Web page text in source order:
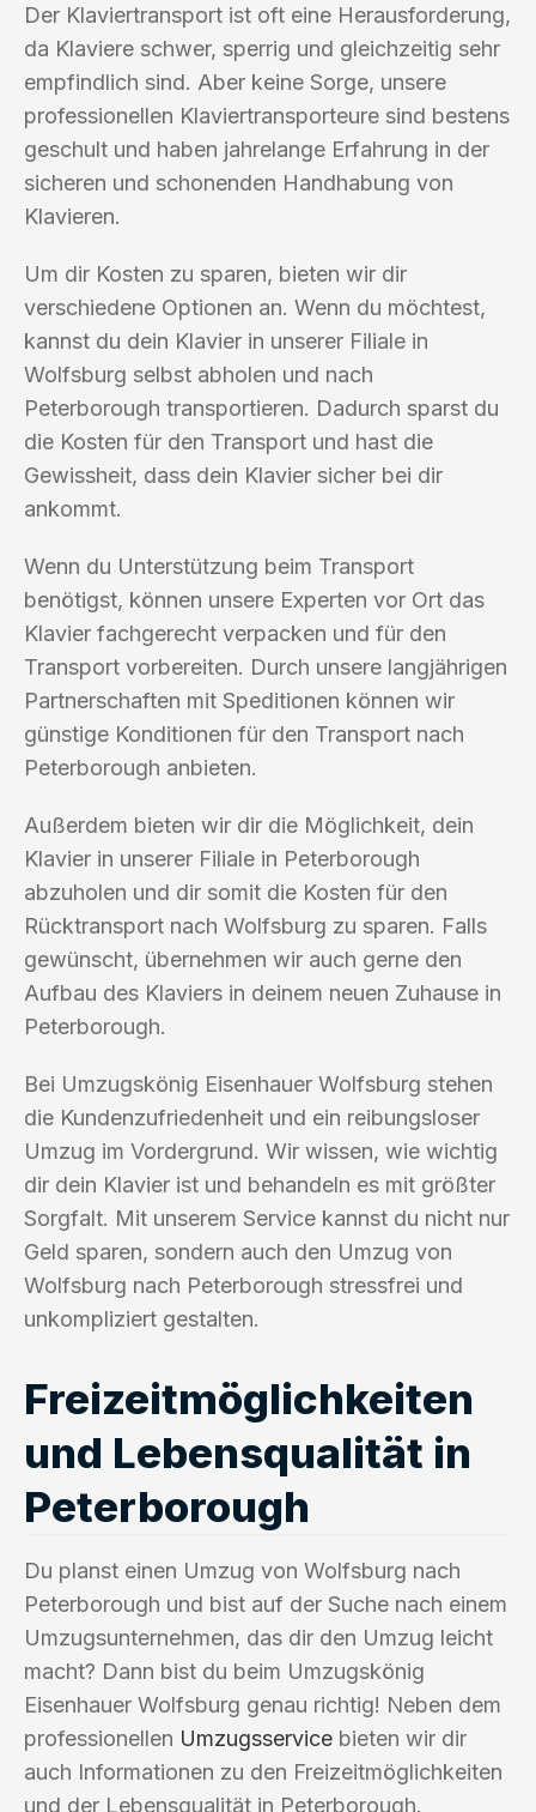
Der Klaviertransport ist oft eine Herausforderung,
da Klaviere schwer, sperrig und gleichzeitig sehr
empfindlich sind. Aber keine Sorge, unsere
professionellen Klaviertransporteure sind bestens
geschult und haben jahrelange Erfahrung in der
sicheren und schonenden Handhabung von
Klavieren.
Um dir Kosten zu sparen, bieten wir dir
verschiedene Optionen an. Wenn du möchtest,
kannst du dein Klavier in unserer Filiale in
Wolfsburg selbst abholen und nach
Peterborough transportieren. Dadurch sparst du
die Kosten für den Transport und hast die
Gewissheit, dass dein Klavier sicher bei dir
ankommt.
Wenn du Unterstützung beim Transport
benötigst, können unsere Experten vor Ort das
Klavier fachgerecht verpacken und für den
Transport vorbereiten. Durch unsere langjährigen
Partnerschaften mit Speditionen können wir
günstige Konditionen für den Transport nach
Peterborough anbieten.
Außerdem bieten wir dir die Möglichkeit, dein
Klavier in unserer Filiale in Peterborough
abzuholen und dir somit die Kosten für den
Rücktransport nach Wolfsburg zu sparen. Falls
gewünscht, übernehmen wir auch gerne den
Aufbau des Klaviers in deinem neuen Zuhause in
Peterborough.
Bei Umzugskönig Eisenhauer Wolfsburg stehen
die Kundenzufriedenheit und ein reibungsloser
Umzug im Vordergrund. Wir wissen, wie wichtig
dir dein Klavier ist und behandeln es mit größter
Sorgfalt. Mit unserem Service kannst du nicht nur
Geld sparen, sondern auch den Umzug von
Wolfsburg nach Peterborough stressfrei und
unkompliziert gestalten.
Freizeitmöglichkeiten
und Lebensqualität in
Peterborough
Du planst einen Umzug von Wolfsburg nach
Peterborough und bist auf der Suche nach einem
Umzugsunternehmen, das dir den Umzug leicht
macht? Dann bist du beim Umzugskönig
Eisenhauer Wolfsburg genau richtig! Neben dem
professionellen Umzugsservice bieten wir dir
auch Informationen zu den Freizeitmöglichkeiten
und der Lebensqualität in Peterborough.